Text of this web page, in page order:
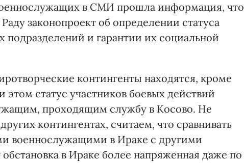
в СМИ прошла информация, что
законопроект об определении статуса
и гарантии их социальной
контингенты находятся, кроме
статус участников боевых действий
проходящим службу в Косово. Не
контингентах, считаем, что сравнивать
военнослужащими в Ираке с другими
в Ираке более напряженная даже по